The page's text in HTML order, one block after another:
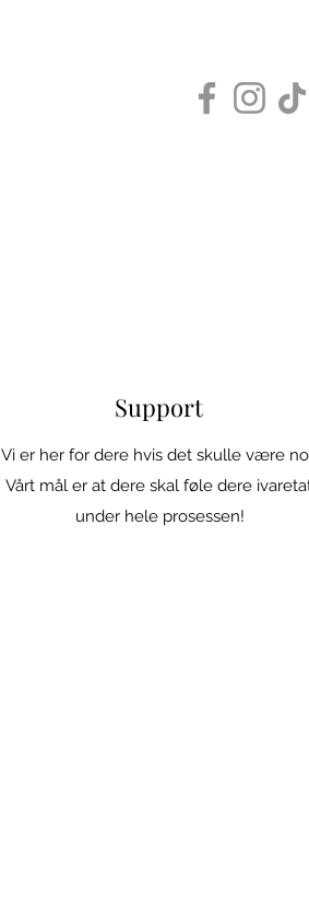
Support
Vi er her for dere hvis det skulle være
Vårt mål er at dere skal føle dere
under hele prosessen!